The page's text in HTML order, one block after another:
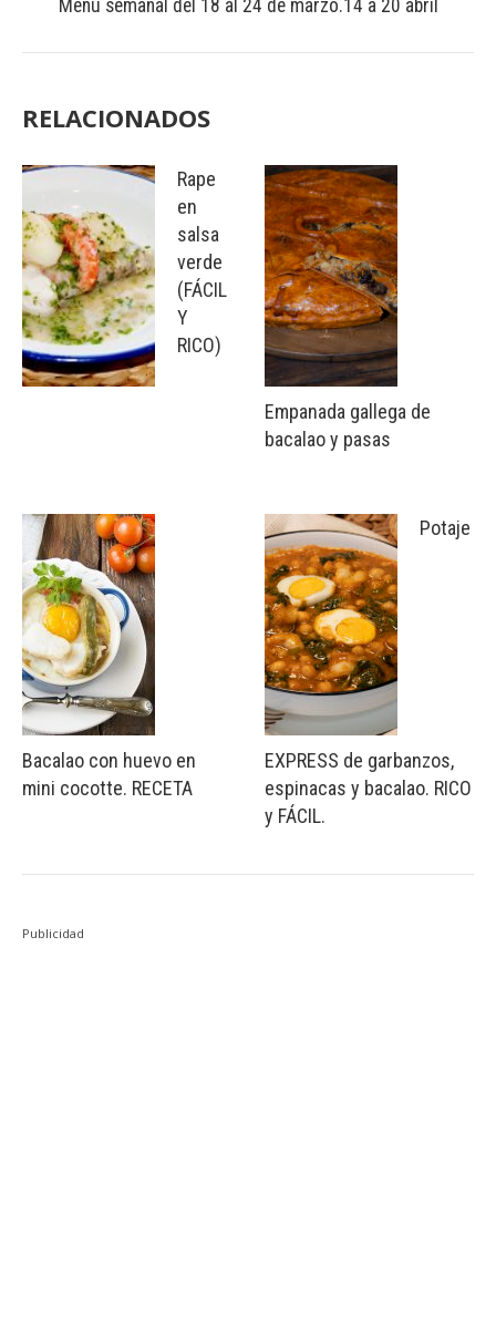
Menú semanal del 18 al 24 de marzo.14 a 20 abril
RELACIONADOS
Rape
en
salsa
verde
(FÁCIL
Y
RICO)
Bacalao con huevo en
mini cocotte. RECETA
Empanada gallega de
bacalao y pasas
Potaje
EXPRESS de garbanzos,
espinacas y bacalao. RICO
y FÁCIL.
Publicidad